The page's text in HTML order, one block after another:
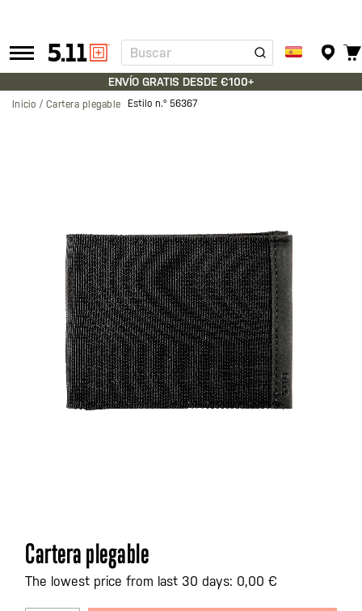
Tactical
Gear
Buscar
ENVÍO GRATIS DESDE €100+
Inicio Cartera plegable Estilo n.º 56367
imágenes
Saltar
al
comienzo
Cartera plegable
The lowest price from last 30 days: 0,00 €